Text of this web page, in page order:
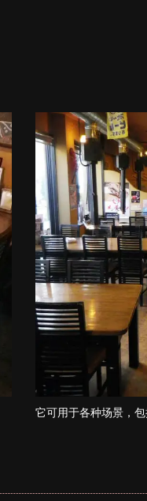
它可用于各种场景，包